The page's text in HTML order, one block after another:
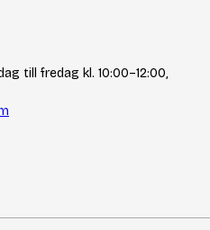
till fredag kl. 10:00–12:00,